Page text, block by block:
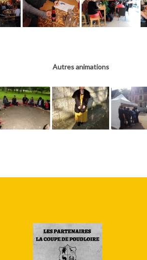
Autres animations